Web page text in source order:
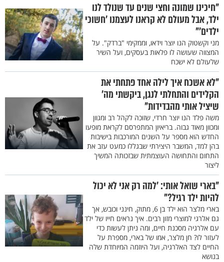
"חיכינו שמונה וחצי שנים עד שנולד לנו
ילד, אבל מעולם לא קראנו לעצמנו 'חשוכי
ילדים'"
מני וקשטוק הנו יוצר וידאו, וממקימי "ברדק". על
המצווה שעושה לו פלאות בעסקים, ועל השיר
שלעולם לא ישכח
"לא אשכח איך לילה אחד פתחתי את
הקלידים והתחלתי לנגן, ביקשתי מה'
שיציל אותי מהבדידות"
משה פלד הנו יוצר חרדי, שזוכה לקהל רב ומגוון
ומכוון מאוד גבוה. בריאיון המתפרסם לקראת מופעו
החדש הוא מספר על השנים המורכבות בישיבות
בהן למד, המשבר היצירתי שבגללו כמעט עזב את
התחום והתחושה העוצמתית שבזכותה המשיך
ליצור
"בארי שואל אותי: 'למה רק אני לא יכול
להיות ילד רגיל?"
בארי מלצר הוא ילד בן 6, מתוק, חינני וכובש, אך
גם אלרגי למוצרי מזון רבים. איך נראים חייו של ילד
עם אלרגיה מסכנת חיים, ומה ניתן לעשות כדי
לעזור לו? חן מלצר, אמו של בארי, מספרת על
החיים לצד האלרגיה, ועל היוזמה המיוחדת שלה
בנושא